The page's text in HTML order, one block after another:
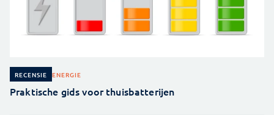
RECENSIE ENERGIE
Praktische gids voor thuisbatterijen